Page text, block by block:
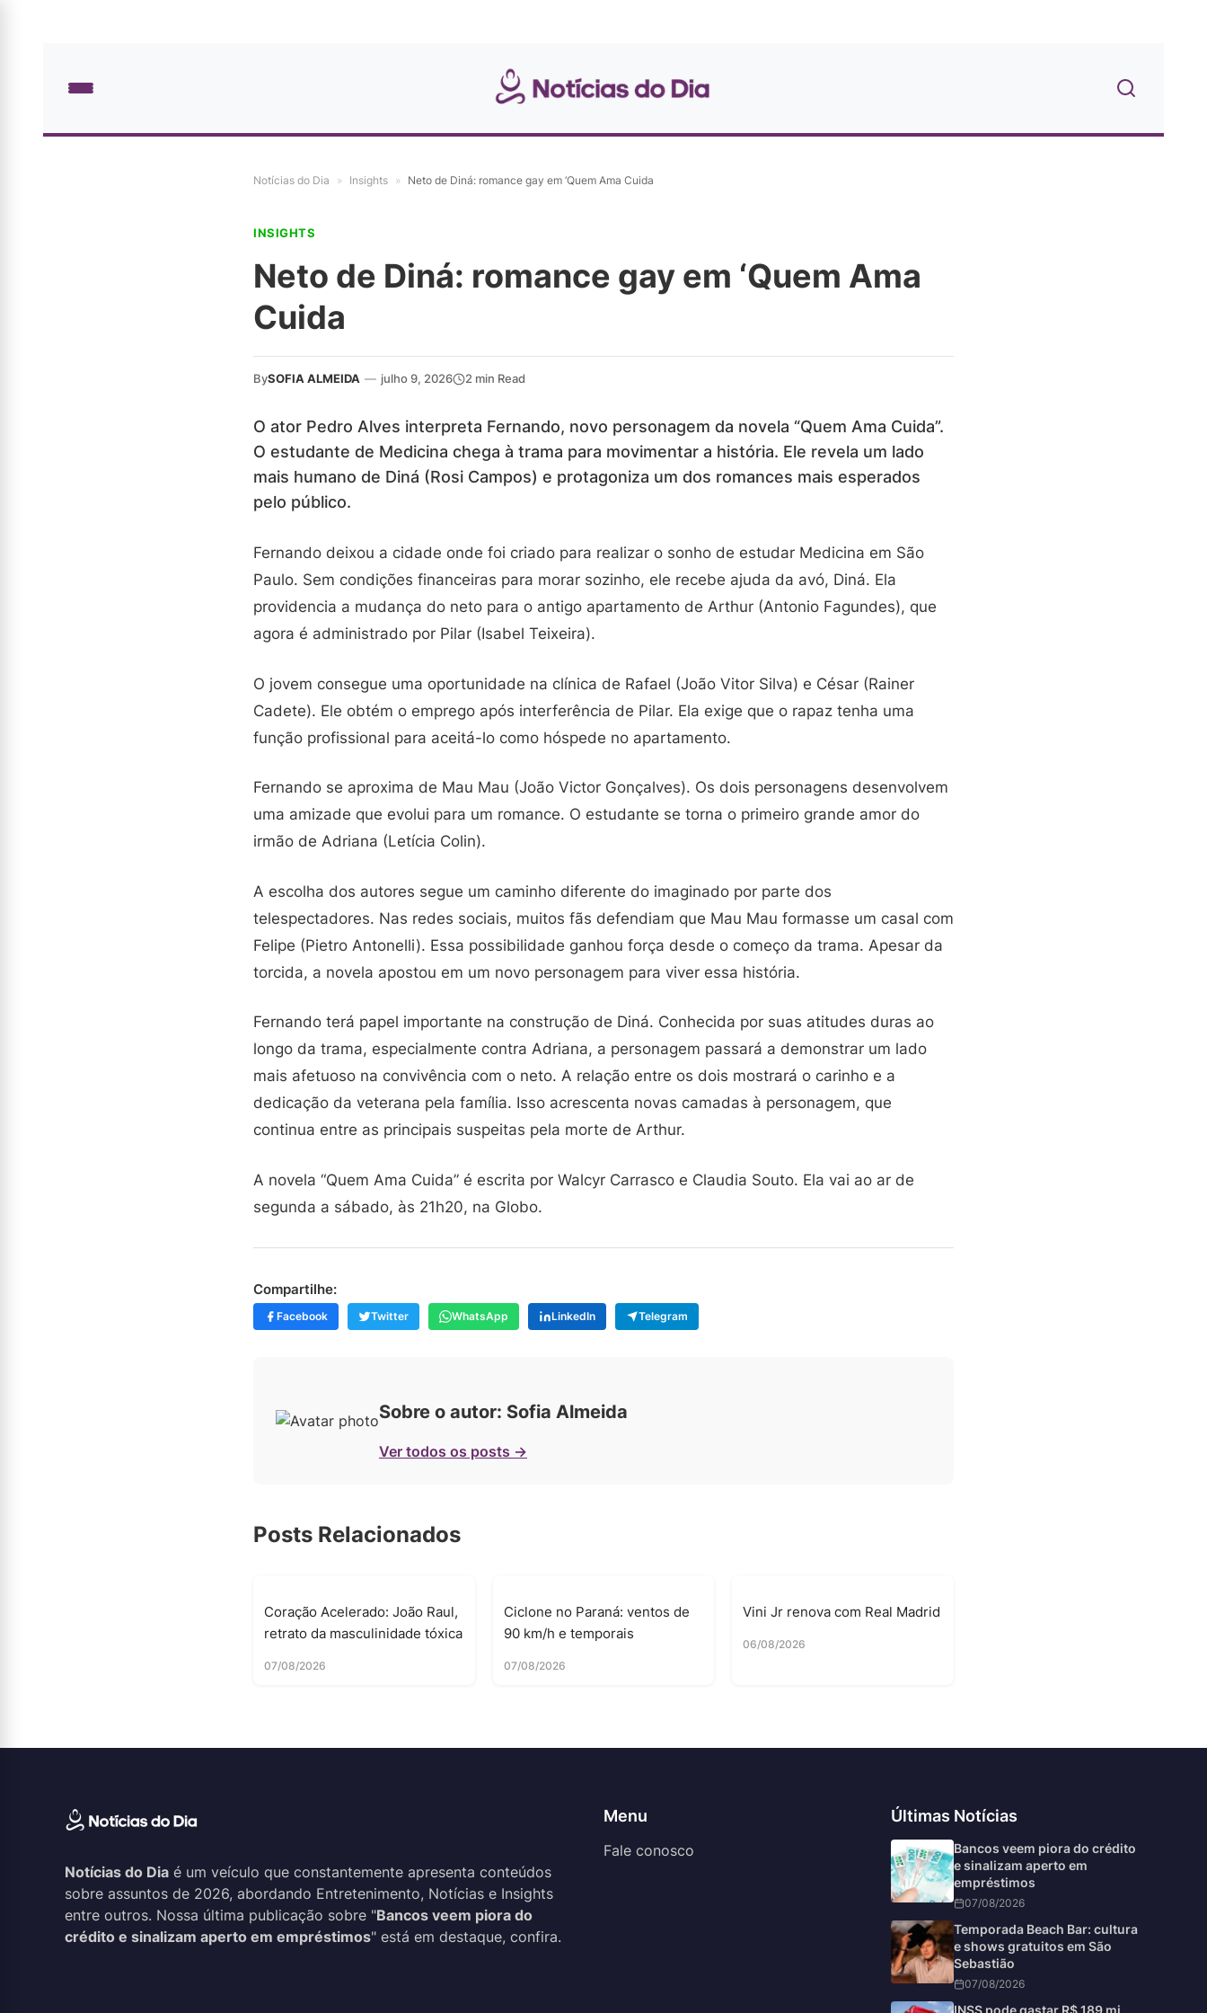
Notícias do Dia » Insights » Neto de Diná: romance gay em ‘Quem Ama Cuida
INSIGHTS
Neto de Diná: romance gay em ‘Quem Ama
Cuida
BySOFIA ALMEIDA — julho 9, 2026 2 min Read
O ator Pedro Alves interpreta Fernando, novo personagem da novela “Quem Ama Cuida”.
O estudante de Medicina chega à trama para movimentar a história. Ele revela um lado
mais humano de Diná (Rosi Campos) e protagoniza um dos romances mais esperados
pelo público.
Fernando deixou a cidade onde foi criado para realizar o sonho de estudar Medicina em São
Paulo. Sem condições financeiras para morar sozinho, ele recebe ajuda da avó, Diná. Ela
providencia a mudança do neto para o antigo apartamento de Arthur (Antonio Fagundes), que
agora é administrado por Pilar (Isabel Teixeira).
O jovem consegue uma oportunidade na clínica de Rafael (João Vitor Silva) e César (Rainer
Cadete). Ele obtém o emprego após interferência de Pilar. Ela exige que o rapaz tenha uma
função profissional para aceitá-lo como hóspede no apartamento.
Fernando se aproxima de Mau Mau (João Victor Gonçalves). Os dois personagens desenvolvem
uma amizade que evolui para um romance. O estudante se torna o primeiro grande amor do
irmão de Adriana (Letícia Colin).
A escolha dos autores segue um caminho diferente do imaginado por parte dos
telespectadores. Nas redes sociais, muitos fãs defendiam que Mau Mau formasse um casal com
Felipe (Pietro Antonelli). Essa possibilidade ganhou força desde o começo da trama. Apesar da
torcida, a novela apostou em um novo personagem para viver essa história.
Fernando terá papel importante na construção de Diná. Conhecida por suas atitudes duras ao
longo da trama, especialmente contra Adriana, a personagem passará a demonstrar um lado
mais afetuoso na convivência com o neto. A relação entre os dois mostrará o carinho e a
dedicação da veterana pela família. Isso acrescenta novas camadas à personagem, que
continua entre as principais suspeitas pela morte de Arthur.
A novela “Quem Ama Cuida” é escrita por Walcyr Carrasco e Claudia Souto. Ela vai ao ar de
segunda a sábado, às 21h20, na Globo.
Compartilhe:
Facebook Twitter WhatsApp LinkedIn Telegram
Sobre o autor: Sofia Almeida
Ver todos os posts →
Posts Relacionados
Coração Acelerado: João Raul,
retrato da masculinidade tóxica
07/08/2026
Ciclone no Paraná: ventos de
90 km/h e temporais
07/08/2026
Vini Jr renova com Real Madrid
06/08/2026
Notícias do Dia é um veículo que constantemente apresenta conteúdos
sobre assuntos de 2026, abordando Entretenimento, Notícias e Insights
entre outros. Nossa última publicação sobre "Bancos veem piora do
crédito e sinalizam aperto em empréstimos" está em destaque, confira.
Menu
Fale conosco
Últimas Notícias
Bancos veem piora do crédito
e sinalizam aperto em
empréstimos
07/08/2026
Temporada Beach Bar: cultura
e shows gratuitos em São
Sebastião
07/08/2026